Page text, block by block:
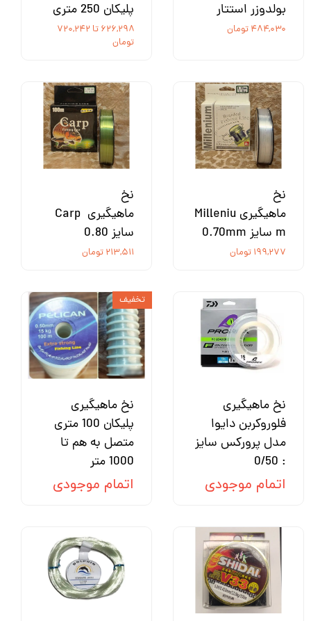
بولدوزر استتار
۴۸۴,۰۳۰ تومان
پلیکان 250 متری
۶۲۶,۲۹۸ تا ۷۲۰,۲۴۲
تومان
نخ
ماهیگیری Milleniu
m سایز 0.70mm
۱۹۹,۲۷۷ تومان
نخ
ماهیگیری Carp
سایز 0.80
۲۱۳,۵۱۱ تومان
نخ ماهیگیری
فلوروکربن دایوا
مدل پرورکس سایز
: 0/50
اتمام موجودی
نخ ماهیگیری
پلیکان 100 متری
متصل به هم تا
1000 متر
اتمام موجودی
تخفیف